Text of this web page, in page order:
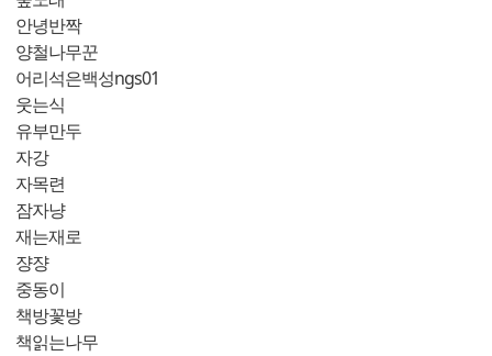
안녕반짝
양철나무꾼
어리석은백성ngs01
웃는식
유부만두
자강
자목련
잠자냥
재는재로
쟝쟝
중동이
책방꽃방
책읽는나무